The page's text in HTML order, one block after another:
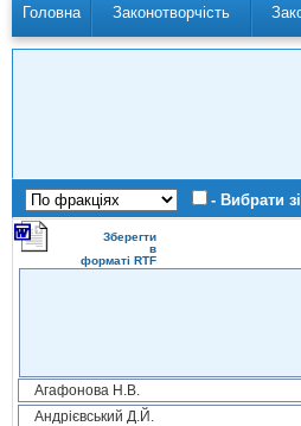
Головна Законотворчість
- Вибрати
Зберегти
в
форматі RTF
Агафонова Н.В.
Андрієвський Д.Й.